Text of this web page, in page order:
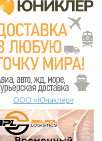
ООО «Юниклер»